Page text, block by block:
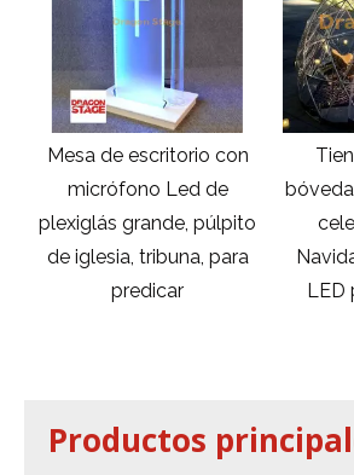
Tienda clara de la
bóveda del partido de la
celebración de la
Navidad con las luces
LED para el festival
Productos